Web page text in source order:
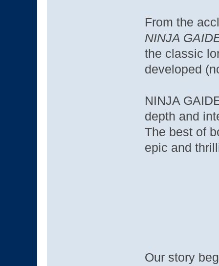
From the
NINJA
the classic
developed
NINJA
depth and
The best of
epic and
Our story